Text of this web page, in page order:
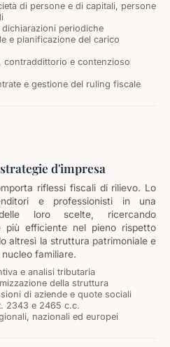
di persone e di capitali, persone
periodiche
e pianificazione del carico
contraddittorio e contenzioso
e gestione del ruling fiscale
d'impresa
riflessi fiscali di rilievo. Lo
e professionisti in una
loro scelte, ricercando
più efficiente nel pieno rispetto
altresì la struttura patrimoniale e
familiare.
e analisi tributaria
della struttura
di aziende e quote sociali
2343 e 2465 c.c.
nazionali ed europei